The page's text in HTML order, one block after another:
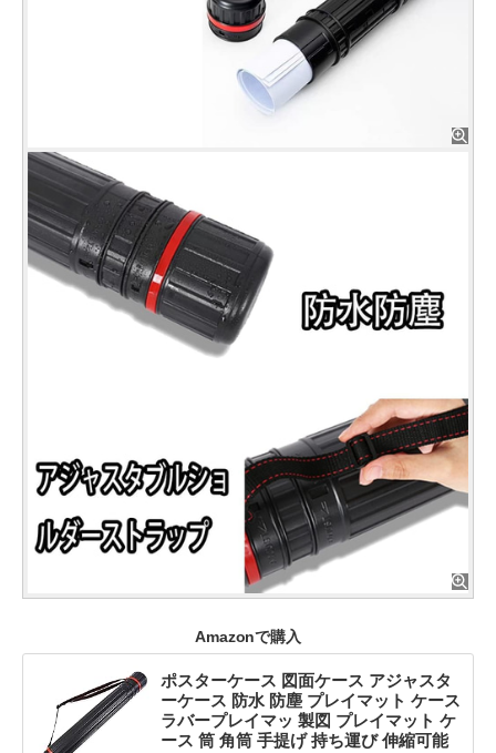
Amazonで購入
ポスターケース 図面ケース アジャスタ
ーケース 防水 防塵 プレイマット ケース
ラバープレイマッ 製図 プレイマット ケ
ース 筒 角筒 手提げ 持ち運び 伸縮可能